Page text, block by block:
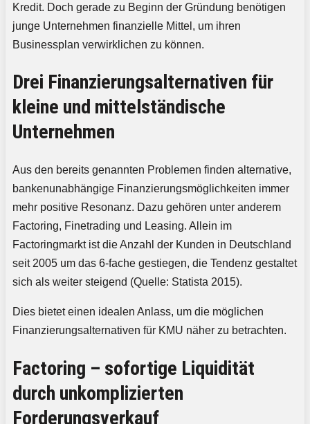
Kredit. Doch gerade zu Beginn der Gründung benötigen
junge Unternehmen finanzielle Mittel, um ihren
Businessplan verwirklichen zu können.
Drei Finanzierungsalternativen für
kleine und mittelständische
Unternehmen
Aus den bereits genannten Problemen finden alternative,
bankenunabhängige Finanzierungsmöglichkeiten immer
mehr positive Resonanz. Dazu gehören unter anderem
Factoring, Finetrading und Leasing. Allein im
Factoringmarkt ist die Anzahl der Kunden in Deutschland
seit 2005 um das 6-fache gestiegen, die Tendenz gestaltet
sich als weiter steigend (Quelle: Statista 2015).
Dies bietet einen idealen Anlass, um die möglichen
Finanzierungsalternativen für KMU näher zu betrachten.
Factoring – sofortige Liquidität
durch unkomplizierten
Forderungsverkauf